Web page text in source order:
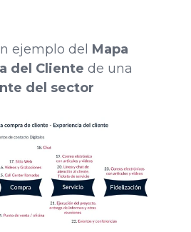
ejemplo del Mapa
del Cliente de una
del sector